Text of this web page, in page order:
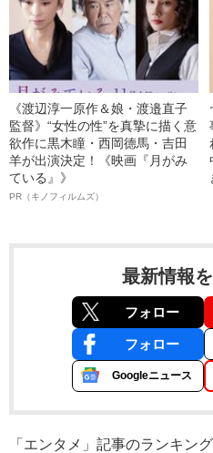
《渡辺淳一原作＆娘・渡邉直子
監督》“女性の性”を真摯に描く意
欲作に黒木瞳・西岡德馬・吉田
羊が出演決定！《映画『月がみ
ている』》
PR（キノフィルムズ）
最新情報
フォロー
フォロー
Googleニュース
「エンタメ」記事のランキング